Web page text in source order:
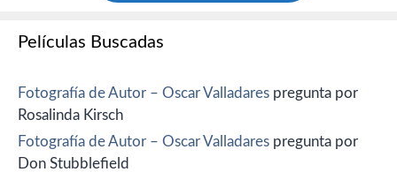
Películas Buscadas
Fotografía de Autor – Oscar Valladares pregunta por
Rosalinda Kirsch
Fotografía de Autor – Oscar Valladares pregunta por
Don Stubblefield